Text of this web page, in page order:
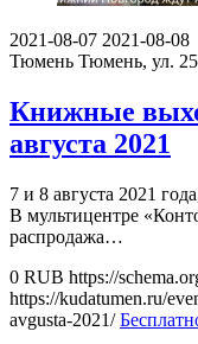
2021-08-07 2021-08-08
Тюмень Тюмень, ул.
Книжные
августа 2021
7 и 8 августа 2021
В мультицентре
распродажа…
0 RUB https://
https://kudatumen.ru/
avgusta-2021/